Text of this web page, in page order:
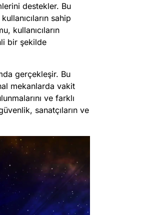
destekler. Bu
sahip
kullanıcıların
bir şekilde
gerçekleşir. Bu
mekanlarda vakit
ve farklı
sanatçıların ve